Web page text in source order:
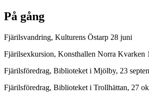
På gång
Fjärilsvandring, Kulturens Östarp 28 juni
Fjärilsexkursion, Konsthallen Norra Kvarken
Fjärilsföredrag, Biblioteket i Mjölby, 23
Fjärilsföredrag, Biblioteket i Trollhättan, 27